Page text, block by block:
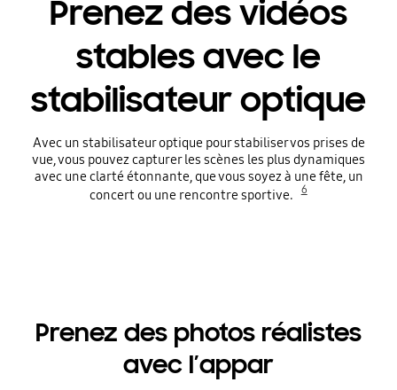
Prenez des vidéos
stables avec le
stabilisateur optique
Avec un stabilisateur optique pour stabiliser vos prises de
vue, vous pouvez capturer les scènes les plus dynamiques
avec une clarté étonnante, que vous soyez à une fête, un
concert ou une rencontre sportive.
6
Prenez des photos réalistes
avec l’appar